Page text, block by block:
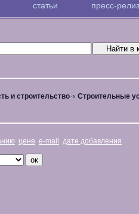
статьи пресс-
и строительство Строительные
цене e-mail дате добавления